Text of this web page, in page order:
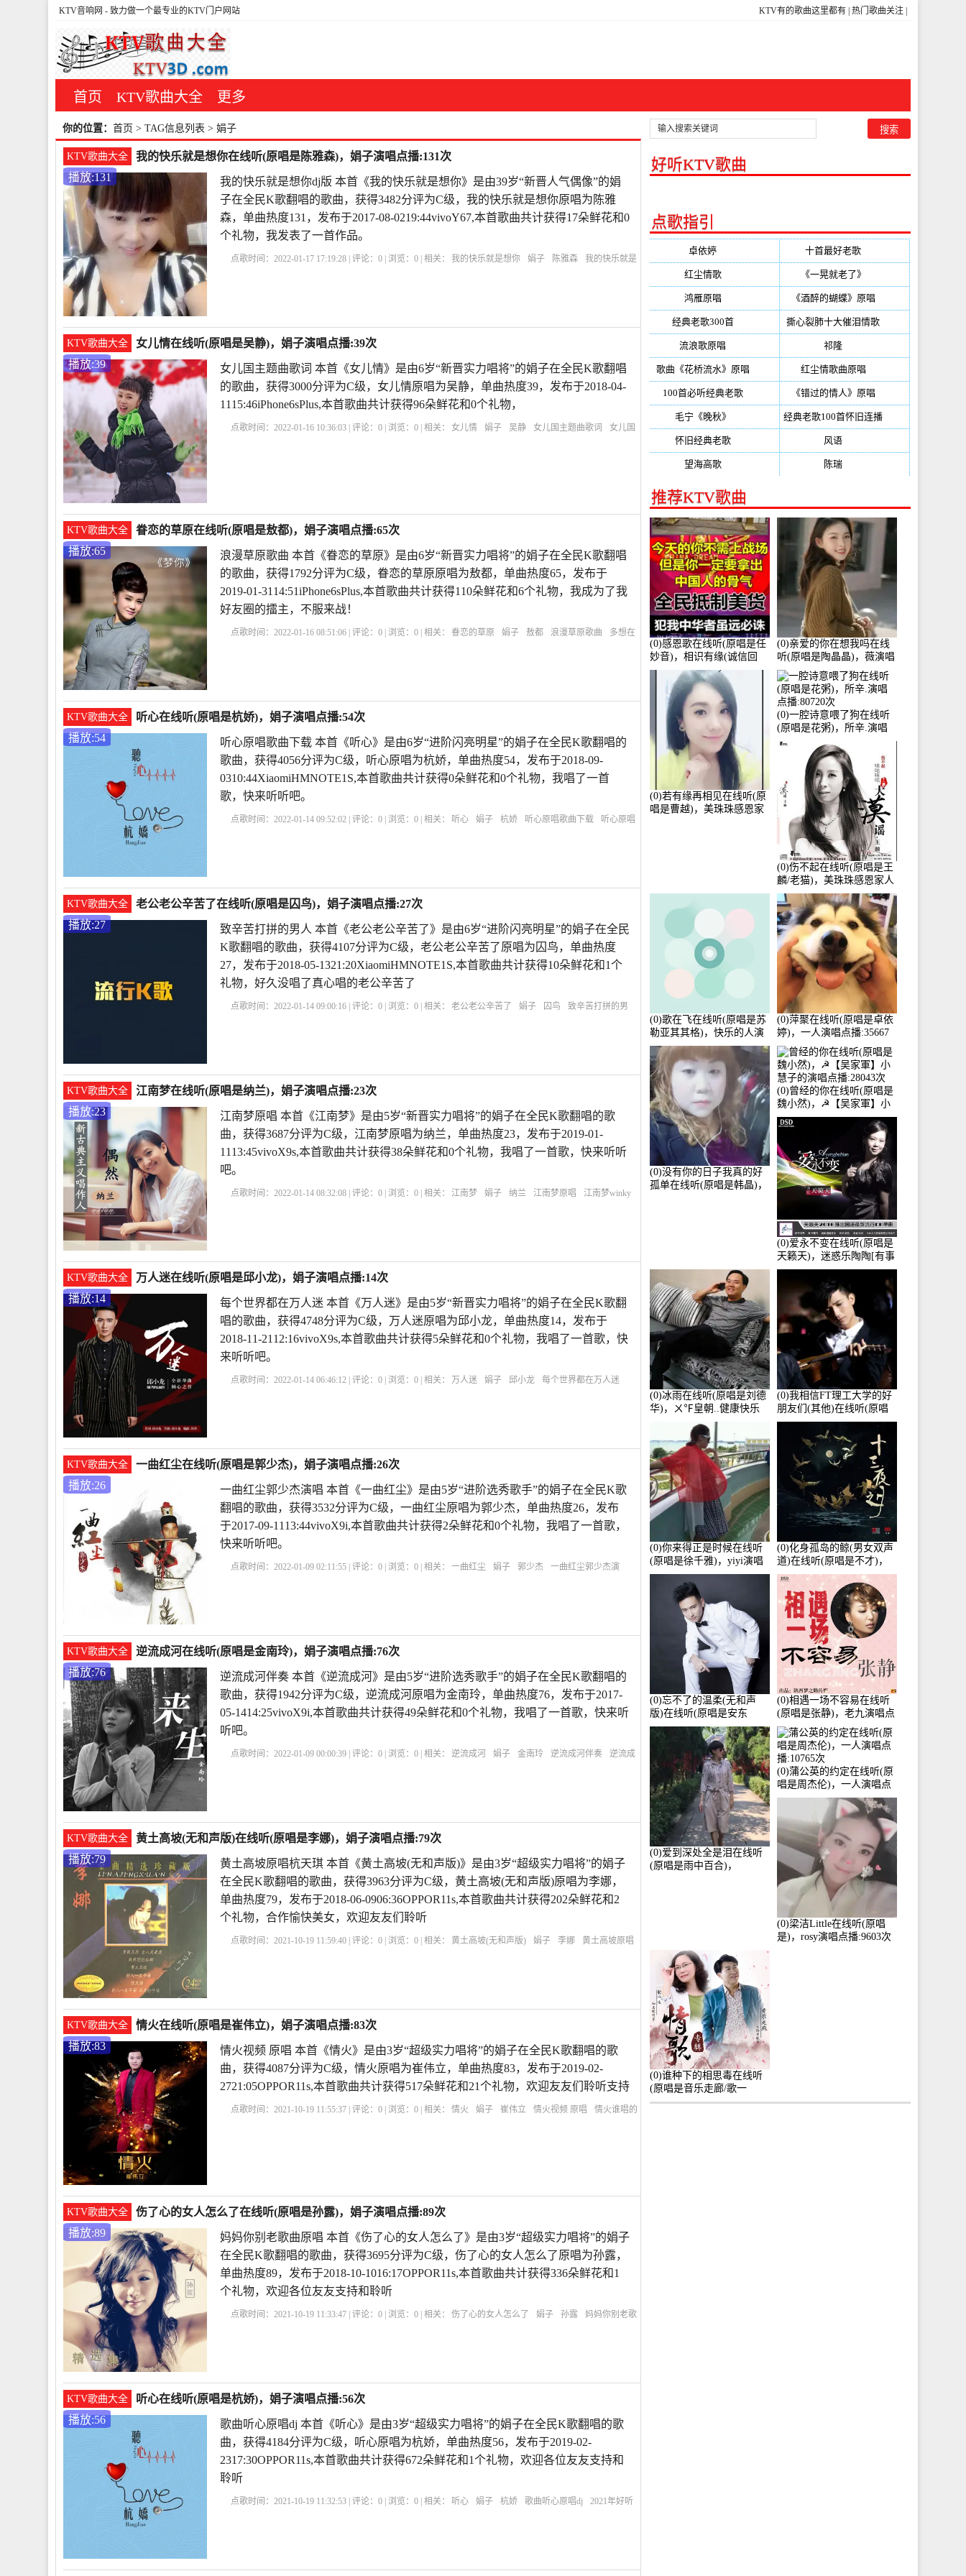
KTV有的歌曲这里都有 热门歌曲关注
KTV音响网 - 致力做一个最专业的KTV门户网站
首页 KTV歌曲大全 更多
你的位置： 首页 > TAG信息列表 > 娟子
KTV歌曲大全
我的快乐就是想你在线听(原唱是陈雅森)，娟子演唱点播:131次
播放:131
我的快乐就是想你dj版 本首《我的快乐就是想你》是由39岁“新晋人气偶像”的娟
子在全民K歌翻唱的歌曲，获得3482分评为C级，我的快乐就是想你原唱为陈雅
森，单曲热度131，发布于2017-08-0219:44vivoY67,本首歌曲共计获得17朵鲜花和0
个礼物，我发表了一首作品。
点歌时间：2022-01-17 17:19:28 | 评论：0 | 浏览：0 | 相关： 我的快乐就是想你 娟子 陈雅森
我的快乐就是
KTV歌曲大全
女儿情在线听(原唱是吴静)，娟子演唱点播:39次
播放:39
女儿国主题曲歌词 本首《女儿情》是由6岁“新晋实力唱将”的娟子在全民K歌翻唱
的歌曲，获得3000分评为C级，女儿情原唱为吴静，单曲热度39，发布于2018-04-
1115:46iPhone6sPlus,本首歌曲共计获得96朵鲜花和0个礼物，
点歌时间：2022-01-16 10:36:03 | 评论：0 | 浏览：0 | 相关： 女儿情 娟子 吴静 女儿国主题曲歌词
女儿国
KTV歌曲大全
眷恋的草原在线听(原唱是敖都)，娟子演唱点播:65次
播放:65
浪漫草原歌曲 本首《眷恋的草原》是由6岁“新晋实力唱将”的娟子在全民K歌翻唱
的歌曲，获得1792分评为C级，眷恋的草原原唱为敖都，单曲热度65，发布于
2019-01-3114:51iPhone6sPlus,本首歌曲共计获得110朵鲜花和6个礼物，我成为了我
好友圈的擂主，不服来战！
点歌时间：2022-01-16 08:51:06 | 评论：0 | 浏览：0 | 相关： 眷恋的草原 娟子 敖都 浪漫草原歌曲
多想在
KTV歌曲大全
听心在线听(原唱是杭娇)，娟子演唱点播:54次
播放:54
听心原唱歌曲下载 本首《听心》是由6岁“进阶闪亮明星”的娟子在全民K歌翻唱的
歌曲，获得4056分评为C级，听心原唱为杭娇，单曲热度54，发布于2018-09-
0310:44XiaomiHMNOTE1S,本首歌曲共计获得0朵鲜花和0个礼物，我唱了一首
歌，快来听听吧。
点歌时间：2022-01-14 09:52:02 | 评论：0 | 浏览：0 | 相关： 听心 娟子 杭娇 听心原唱歌曲下载
听心原唱
KTV歌曲大全
老公老公辛苦了在线听(原唱是囚鸟)，娟子演唱点播:27次
播放:27
致辛苦打拼的男人 本首《老公老公辛苦了》是由6岁“进阶闪亮明星”的娟子在全民
K歌翻唱的歌曲，获得4107分评为C级，老公老公辛苦了原唱为囚鸟，单曲热度
27，发布于2018-05-1321:20XiaomiHMNOTE1S,本首歌曲共计获得10朵鲜花和1个
礼物，好久没唱了真心唱的老公辛苦了
点歌时间：2022-01-14 09:00:16 | 评论：0 | 浏览：0 | 相关： 老公老公辛苦了 娟子 囚鸟
致辛苦打拼的男
KTV歌曲大全
江南梦在线听(原唱是纳兰)，娟子演唱点播:23次
播放:23
江南梦原唱 本首《江南梦》是由5岁“新晋实力唱将”的娟子在全民K歌翻唱的歌
曲，获得3687分评为C级，江南梦原唱为纳兰，单曲热度23，发布于2019-01-
1113:45vivoX9s,本首歌曲共计获得38朵鲜花和0个礼物，我唱了一首歌，快来听听
吧。
点歌时间：2022-01-14 08:32:08 | 评论：0 | 浏览：0 | 相关： 江南梦 娟子 纳兰 江南梦原唱
江南梦winky
KTV歌曲大全
万人迷在线听(原唱是邱小龙)，娟子演唱点播:14次
播放:14
每个世界都在万人迷 本首《万人迷》是由5岁“新晋实力唱将”的娟子在全民K歌翻
唱的歌曲，获得4748分评为C级，万人迷原唱为邱小龙，单曲热度14，发布于
2018-11-2112:16vivoX9s,本首歌曲共计获得5朵鲜花和0个礼物，我唱了一首歌，快
来听听吧。
点歌时间：2022-01-14 06:46:12 | 评论：0 | 浏览：0 | 相关： 万人迷 娟子 邱小龙 每个世界都在万人迷
KTV歌曲大全
一曲红尘在线听(原唱是郭少杰)，娟子演唱点播:26次
播放:26
一曲红尘郭少杰演唱 本首《一曲红尘》是由5岁“进阶选秀歌手”的娟子在全民K歌
翻唱的歌曲，获得3532分评为C级，一曲红尘原唱为郭少杰，单曲热度26，发布
于2017-09-1113:44vivoX9i,本首歌曲共计获得2朵鲜花和0个礼物，我唱了一首歌，
快来听听吧。
点歌时间：2022-01-09 02:11:55 | 评论：0 | 浏览：0 | 相关： 一曲红尘 娟子 郭少杰
一曲红尘郭少杰演
KTV歌曲大全
逆流成河在线听(原唱是金南玲)，娟子演唱点播:76次
播放:76
逆流成河伴奏 本首《逆流成河》是由5岁“进阶选秀歌手”的娟子在全民K歌翻唱的
歌曲，获得1942分评为C级，逆流成河原唱为金南玲，单曲热度76，发布于2017-
05-1414:25vivoX9i,本首歌曲共计获得49朵鲜花和0个礼物，我唱了一首歌，快来听
听吧。
点歌时间：2022-01-09 00:00:39 | 评论：0 | 浏览：0 | 相关： 逆流成河 娟子 金南玲 逆流成河伴奏
逆流成
KTV歌曲大全
黄土高坡(无和声版)在线听(原唱是李娜)，娟子演唱点播:79次
播放:79
黄土高坡原唱杭天琪 本首《黄土高坡(无和声版)》是由3岁“超级实力唱将”的娟子
在全民K歌翻唱的歌曲，获得3963分评为C级，黄土高坡(无和声版)原唱为李娜，
单曲热度79，发布于2018-06-0906:36OPPOR11s,本首歌曲共计获得202朵鲜花和2
个礼物，合作愉快美女，欢迎友友们聆听
点歌时间：2021-10-19 11:59:40 | 评论：0 | 浏览：0 | 相关： 黄土高坡(无和声版) 娟子 李娜
黄土高坡原唱
KTV歌曲大全
情火在线听(原唱是崔伟立)，娟子演唱点播:83次
播放:83
情火视频 原唱 本首《情火》是由3岁“超级实力唱将”的娟子在全民K歌翻唱的歌
曲，获得4087分评为C级，情火原唱为崔伟立，单曲热度83，发布于2019-02-
2721:05OPPOR11s,本首歌曲共计获得517朵鲜花和21个礼物，欢迎友友们聆听支持
点歌时间：2021-10-19 11:55:37 | 评论：0 | 浏览：0 | 相关： 情火 娟子 崔伟立 情火视频 原唱
情火谁唱的
KTV歌曲大全
伤了心的女人怎么了在线听(原唱是孙露)，娟子演唱点播:89次
播放:89
妈妈你别老歌曲原唱 本首《伤了心的女人怎么了》是由3岁“超级实力唱将”的娟子
在全民K歌翻唱的歌曲，获得3695分评为C级，伤了心的女人怎么了原唱为孙露，
单曲热度89，发布于2018-10-1016:17OPPOR11s,本首歌曲共计获得336朵鲜花和1
个礼物，欢迎各位友友支持和聆听
点歌时间：2021-10-19 11:33:47 | 评论：0 | 浏览：0 | 相关： 伤了心的女人怎么了 娟子 孙露
妈妈你别老歌
KTV歌曲大全
听心在线听(原唱是杭娇)，娟子演唱点播:56次
播放:56
歌曲听心原唱dj 本首《听心》是由3岁“超级实力唱将”的娟子在全民K歌翻唱的歌
曲，获得4184分评为C级，听心原唱为杭娇，单曲热度56，发布于2019-02-
2317:30OPPOR11s,本首歌曲共计获得672朵鲜花和1个礼物，欢迎各位友友支持和
聆听
点歌时间：2021-10-19 11:32:53 | 评论：0 | 浏览：0 | 相关： 听心 娟子 杭娇 歌曲听心原唱dj
2021年好听
好听KTV歌曲
点歌指引
卓依婷 十首最好老歌
红尘情歌(296) 《一晃就老了》
鸿雁原唱 《酒醉的蝴蝶》原唱
经典老歌300首(203) 撕心裂肺十大催泪情歌
流浪歌原唱 祁隆
歌曲《花桥流水》原唱 红尘情歌曲原唱
100首必听经典老歌(150) 《错过的情人》原唱
毛宁《晚秋》 经典老歌100首怀旧连播
怀旧经典老歌(133) 风语
望海高歌(131) 陈瑞
推荐KTV歌曲
(0)感恩歌在线听(原唱是任
妙音)，相识有缘(诚信回
访)演唱点播:161288次
(0)亲爱的你在想我吗在线
听(原唱是陶晶晶)，薇演唱
点播:159722次
(0)若有缘再相见在线听(原
唱是曹越)，美珠珠感恩家
(0)一腔诗意喂了狗在线听
(原唱是花粥)，所辛.演唱
点播:80720次
(0)伤不起在线听(原唱是王
麟/老猫)，美珠珠感恩家人
演唱点播:80218次
(0)歌在飞在线听(原唱是苏
勒亚其其格)，快乐的人演
唱点播:36次
(0)萍聚在线听(原唱是卓依
婷)，一人演唱点播:35667
次
(0)没有你的日子我真的好
孤单在线听(原唱是韩晶)，
(0)曾经的你在线听(原唱是
魏小然)，☭【吴家軍】小
慧子的演唱点播:28043次
(0)爱永不变在线听(原唱是
天籁天)，迷惑乐陶陶[有事
暂离]演唱点播:27678次
(0)冰雨在线听(原唱是刘德
华)，ㄨ℉皇朝..健康快乐
演唱点播:26643次
(0)我相信FT理工大学的好
朋友们(其他)在线听(原唱
是杨培安)，老乔演唱点
播:23714次
(0)你来得正是时候在线听
(原唱是徐千雅)，yiyi演唱
点播:21991次
(0)化身孤岛的鲸(男女双声
道)在线听(原唱是不才)，
HGBai演唱点播:19428次
(0)忘不了的温柔(无和声
版)在线听(原唱是安东
阳)，老九演唱点播:17392
次
(0)相遇一场不容易在线听
(原唱是张静)，老九演唱点
播:11453次
(0)爱到深处全是泪在线听
(原唱是雨中百合)，
(0)蒲公英的约定在线听(原
唱是周杰伦)，一人演唱点
播:10765次
(0)梁洁Little在线听(原唱
是)，rosy演唱点播:9603次
(0)谁种下的相思毒在线听
(原唱是音乐走廊/歌一
生)，小群演唱点播:8975次